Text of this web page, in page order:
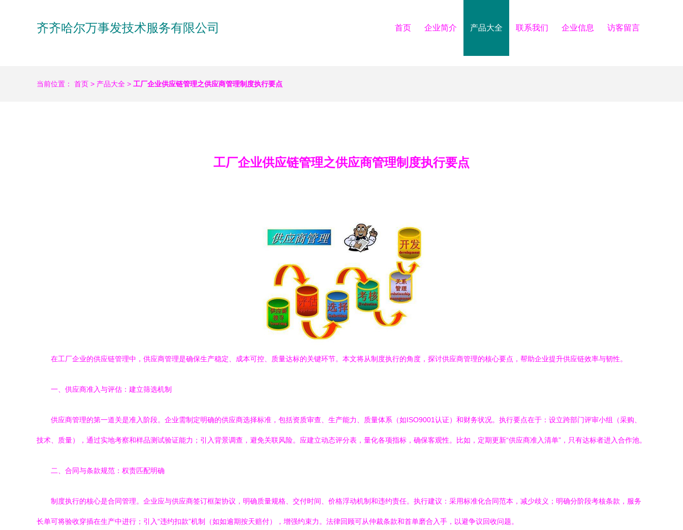
齐齐哈尔万事发技术服务有限公司 首页 企业简介 产品大全 联系我们 企业信息 访客留言
当前位置： 首页 > 产品大全 > 工厂企业供应链管理之供应商管理制度执行要点
工厂企业供应链管理之供应商管理制度执行要点
在工厂企业的供应链管理中，供应商管理是确保生产稳定、成本可控、质量达标的关键环节。本文将从制度执行的角度，探讨供应商管理的核心要点，帮助企业提升供应链效率与韧性。
一、供应商准入与评估：建立筛选机制
供应商管理的第一道关是准入阶段。企业需制定明确的供应商选择标准，包括资质审查、生产能力、质量体系（如ISO9001认证）和财务状况。执行要点在于：设立跨部门评审小组（采购、
技术、质量），通过实地考察和样品测试验证能力；引入背景调查，避免关联风险。应建立动态评分表，量化各项指标，确保客观性。比如，定期更新“供应商准入清单”，只有达标者进入合作池。
二、合同与条款规范：权责匹配明确
制度执行的核心是合同管理。企业应与供应商签订框架协议，明确质量规格、交付时间、价格浮动机制和违约责任。执行建议：采用标准化合同范本，减少歧义；明确分阶段考核条款，服务
长单可将验收穿插在生产中进行；引入“违约扣款”机制（如如逾期按天赔付），增强约束力。法律回顾可从仲裁条款和首单磨合入手，以避争议回收问题。